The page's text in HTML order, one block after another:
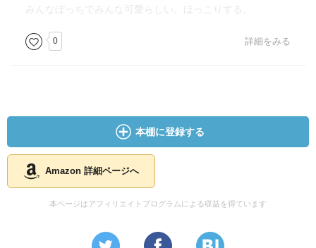
みんなぼっちでみんな可愛らしい。ほっこりする。
0 詳細をみる
本棚に登録する
Amazon 詳細ページへ
本ページはアフィリエイトプログラムによる収益を得ています